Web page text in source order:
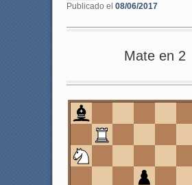
Publicado el 08/06/2017
Mate en 2